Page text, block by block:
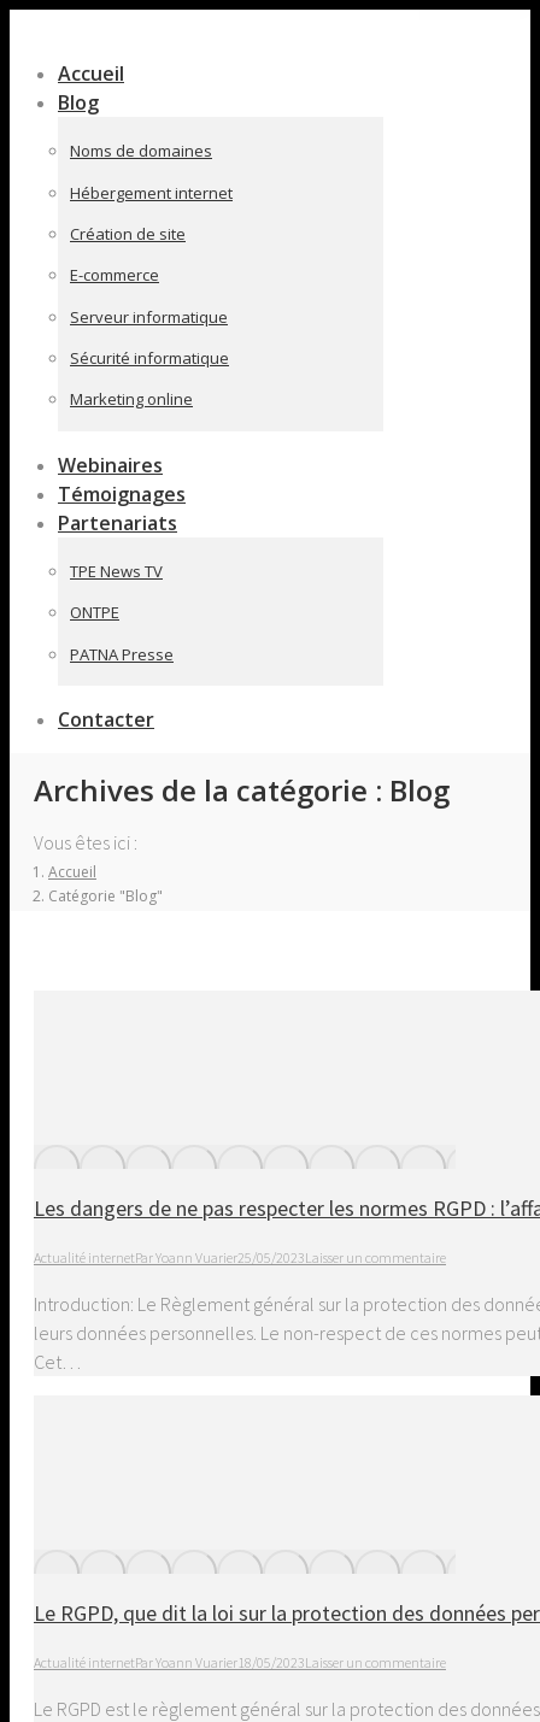
pleine
largeur
Accueil
Blog
Noms de domaines
Hébergement internet
Création de site
E-commerce
Serveur informatique
Sécurité informatique
Marketing online
Webinaires
Témoignages
Partenariats
TPE News TV
ONTPE
PATNA Presse
Contacter
Archives de la catégorie : Blog
Vous êtes ici :
Accueil
Catégorie "Blog"
Les dangers de ne pas respecter les normes RGPD :
Actualité internetParYoann Vuarier25/05/2023Laisser un commentaire
Introduction: Le Règlement général sur la protection des
leurs données personnelles. Le non-respect de ces normes
Cet…
Le RGPD, que dit la loi sur la protection des données
Actualité internetParYoann Vuarier18/05/2023Laisser un commentaire
Le RGPD est le règlement général sur la protection des